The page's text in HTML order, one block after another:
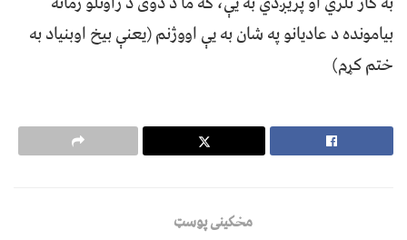
بیامونده د عادیانو په شان به یې اووژنم (یعنې بیخ اوبنیاد به
ختم کړم)
مخکینی پوسټ